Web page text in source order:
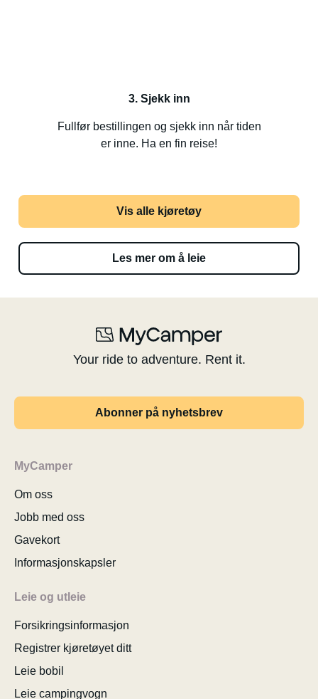
3. Sjekk inn
Fullfør bestillingen og sjekk inn når tiden
er inne. Ha en fin reise!
Vis alle kjøretøy
Les mer om å leie
Your ride to adventure. Rent it.
Abonner på nyhetsbrev
MyCamper
Om oss
Jobb med oss
Gavekort
Informasjonskapsler
Leie og utleie
Forsikringsinformasjon
Registrer kjøretøyet ditt
Leie bobil
Leie campingvogn